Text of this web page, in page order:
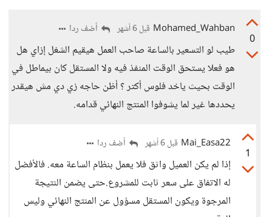
0
Mohamed_Wahban قبل 6 أشهر أضف ردا
طيب لو التسعير بالساعة صاحب العمل هيقيم الشغل إزاي هل
هو فعلا يستحق الوقت المنفذ فيه ولا المستقل كان بيماطل في
الوقت بحيث ياخد فلوس أكتر ؟ أظن حاجه زي دي مش هيقدر
يحددها غير لما يشوفوا المنتج النهائي قدامه.
1
Mai_Easa22 قبل 6 أشهر أضف ردا
إذا لم يكن العميل واثق فلا يعمل بنظام الساعة معه. فالأفضل
له الاتفاق على سعر ثابت للمشروع.حتى يضمن النتيجة
المرجوة ويكون المستقل مسؤول عن المنتج النهائي وليس